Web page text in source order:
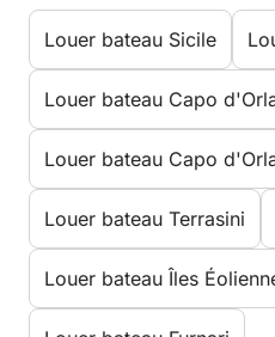
Louer bateau Sicile
Louer bateau Capo
Louer bateau Capo
Louer bateau Terrasini
Louer bateau Îles